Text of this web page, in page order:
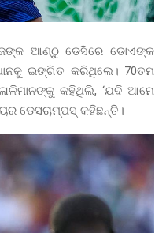
ଆଣ୍ଠୁ ଡେସିରେ ଡୋଏଙ୍କ
ଇଙ୍ଗିତ କରିଥିଲେ। 70ତମ
କହିଥିଲି, ‘ଯଦି ଆମେ
ଡେସଚାମ୍ପସ୍ କହିଛନ୍ତି।